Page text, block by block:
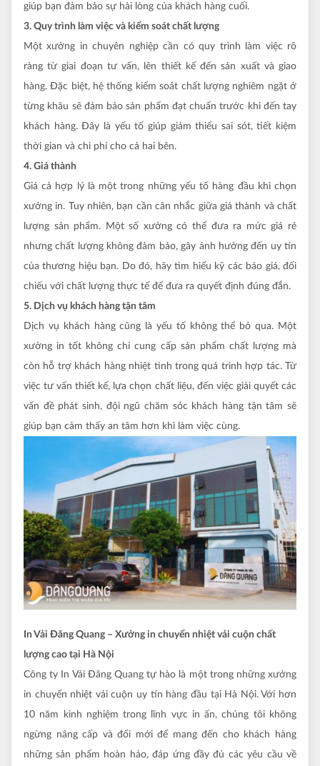
giúp bạn đảm bảo sự hài lòng của khách hàng cuối.
3. Quy trình làm việc và kiểm soát chất lượng
Một xưởng in chuyên nghiệp cần có quy trình làm việc rõ
ràng từ giai đoạn tư vấn, lên thiết kế đến sản xuất và giao
hàng. Đặc biệt, hệ thống kiểm soát chất lượng nghiêm ngặt ở
từng khâu sẽ đảm bảo sản phẩm đạt chuẩn trước khi đến tay
khách hàng. Đây là yếu tố giúp giảm thiểu sai sót, tiết kiệm
thời gian và chi phí cho cả hai bên.
4. Giá thành
Giá cả hợp lý là một trong những yếu tố hàng đầu khi chọn
xưởng in. Tuy nhiên, bạn cần cân nhắc giữa giá thành và chất
lượng sản phẩm. Một số xưởng có thể đưa ra mức giá rẻ
nhưng chất lượng không đảm bảo, gây ảnh hưởng đến uy tín
của thương hiệu bạn. Do đó, hãy tìm hiểu kỹ các báo giá, đối
chiếu với chất lượng thực tế để đưa ra quyết định đúng đắn.
5. Dịch vụ khách hàng tận tâm
Dịch vụ khách hàng cũng là yếu tố không thể bỏ qua. Một
xưởng in tốt không chỉ cung cấp sản phẩm chất lượng mà
còn hỗ trợ khách hàng nhiệt tình trong quá trình hợp tác. Từ
việc tư vấn thiết kế, lựa chọn chất liệu, đến việc giải quyết các
vấn đề phát sinh, đội ngũ chăm sóc khách hàng tận tâm sẽ
giúp bạn cảm thấy an tâm hơn khi làm việc cùng.
In Vải Đăng Quang – Xưởng in chuyển nhiệt vải cuộn chất
lượng cao tại Hà Nội
Công ty In Vải Đăng Quang tự hào là một trong những xưởng
in chuyển nhiệt vải cuộn uy tín hàng đầu tại Hà Nội. Với hơn
10 năm kinh nghiệm trong lĩnh vực in ấn, chúng tôi không
ngừng nâng cấp và đổi mới để mang đến cho khách hàng
những sản phẩm hoàn hảo, đáp ứng đầy đủ các yêu cầu về